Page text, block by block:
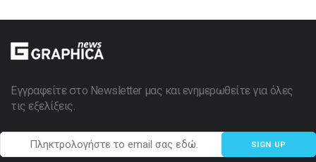
Εγγραφείτε στο Newsletter μας και ενημερωθείτε για όλες
τις εξελίξεις.
SIGN UP